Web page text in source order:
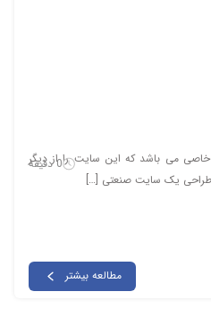
0 دقیقه
می باشد که این سایت را از دیگر
طراحی یک سایت صنعتی […]
مطالعه بیشتر